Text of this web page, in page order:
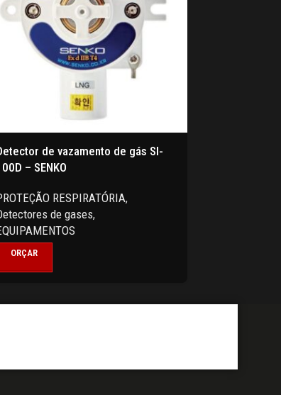
de vazamento de gás SI-
– SENKO
RESPIRATÓRIA,
de gases,
ORÇAR